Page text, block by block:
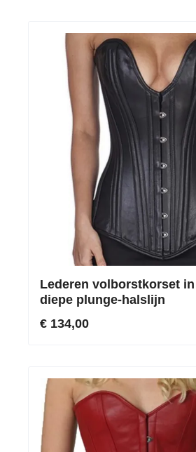
Lederen volborstkorset
diepe plunge-halslijn
€ 134,00